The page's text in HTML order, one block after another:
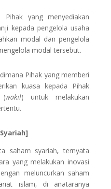
yang menyediakan
kepada pengelola usaha
modal dan pengelola
modal tersebut.
Pihak yang memberi
kuasa kepada Pihak
(wakil) untuk melakukan
saham syariah, ternyata
yang melakukan inovasi
meluncurkan saham
islam, di anataranya